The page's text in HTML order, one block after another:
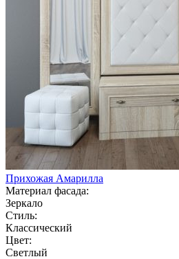
Прихожая Амарилла
Материал фасада:
Зеркало
Стиль:
Классический
Цвет:
Светлый